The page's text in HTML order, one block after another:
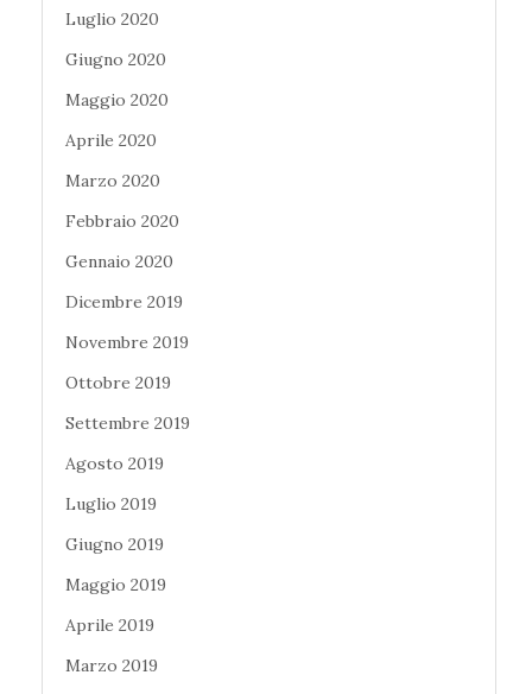
Luglio 2020
Giugno 2020
Maggio 2020
Aprile 2020
Marzo 2020
Febbraio 2020
Gennaio 2020
Dicembre 2019
Novembre 2019
Ottobre 2019
Settembre 2019
Agosto 2019
Luglio 2019
Giugno 2019
Maggio 2019
Aprile 2019
Marzo 2019